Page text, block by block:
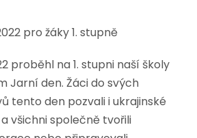
pro žáky 1. stupně
proběhl na 1. stupni naší školy
Jarní den. Žáci do svých
tento den pozvali i ukrajinské
všichni společně tvořili